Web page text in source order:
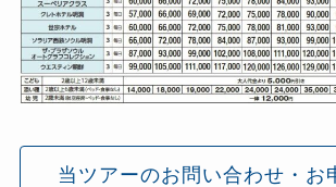
当ツアーのお問い合わせ・お